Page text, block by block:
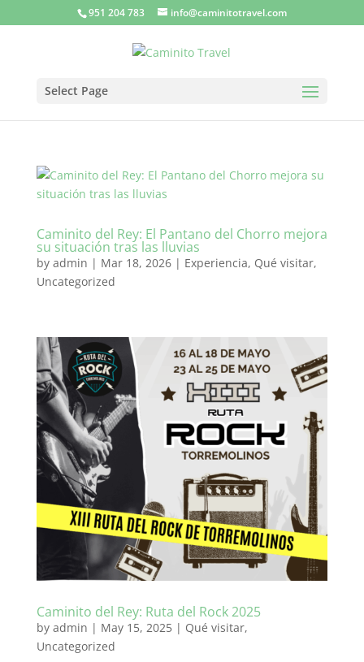
951 204 783 info@caminitotravel.com
Select Page
Caminito del Rey: El Pantano del Chorro mejora
su situación tras las lluvias
by admin | Mar 18, 2026| Experiencia, Qué visitar,
Uncategorized
Caminito del Rey: Ruta del Rock 2025
by admin | May 15, 2025| Qué visitar,
Uncategorized